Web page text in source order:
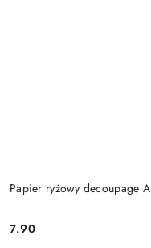
Papier ryżowy decoupage
Cena:
7.90